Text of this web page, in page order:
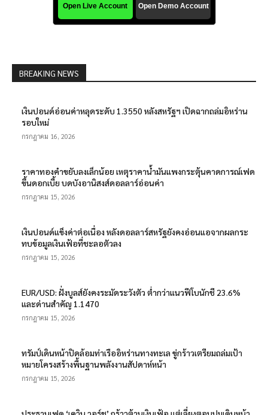
BREAKING NEWS
เงินปอนด์อ่อนค่าหลุดระดับ 1.3550 หลังสหรัฐฯ เปิดฉากถล่มอิหร่าน
รอบใหม่
กรกฎาคม 16, 2026
ราคาทองคำขยับลงเล็กน้อย เหตุราคาน้ำมันแพงกระตุ้นคาดการณ์เฟด
ขึ้นดอกเบี้ย บดบังอานิสงส์ดอลลาร์อ่อนค่า
กรกฎาคม 15, 2026
เงินปอนด์แข็งค่าต่อเนื่อง หลังดอลลาร์สหรัฐยังคงอ่อนแอจากผลกระ
ทบข้อมูลเงินเฟ้อที่ชะลอตัวลง
กรกฎาคม 15, 2026
EUR/USD: ฝั่งบูลส์ยังคงระมัดระวังตัว ต่ำกว่าแนวฟีโบนักชี 23.6%
และด่านสำคัญ 1.1470
กรกฎาคม 15, 2026
ทรัมป์เดินหน้าปิดล้อมท่าเรืออิหร่านทางทะเล ขู่กร้าวเตรียมถล่มเป้า
หมายโครงสร้างพื้นฐานพลังงานสัปดาห์หน้า
กรกฎาคม 15, 2026